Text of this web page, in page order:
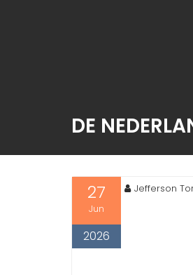
DE
27
Jun
2026
Jefferson